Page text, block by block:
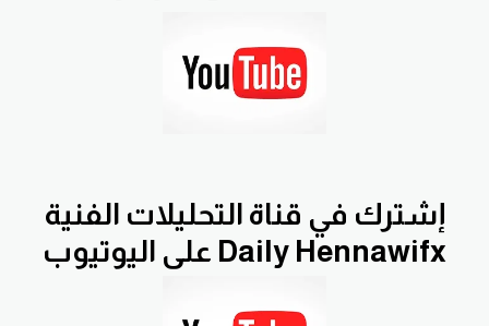
إشترك في قناة التحليلات الفنية
Daily Hennawifx على اليوتيوب